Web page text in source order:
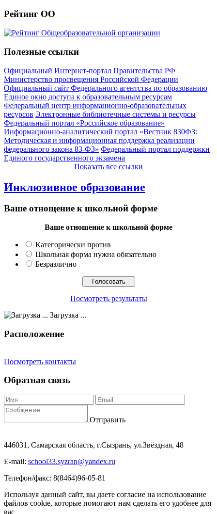
Рейтинг ОО
Полезные ссылки
Официальный Интернет-портал Правительства РФ
Министерство просвещения Российской Федерации
Официальный сайт Федерального агентства по образованию
Единое окно доступа к образовательным ресурсам
Федеральный центр информационно-образовательных
ресурсов Электронные библиотечные системы и ресурсы
Федеральный портал «Российское образование»
Информационно-аналитический портал «Вестник 830ФЗ:
Методическая и информационная поддержка реализации
федерального закона 83-ФЗ» Федеральный портал поддержки
Единого государственного экзамена
Показать все ссылки
Инклюзивное образование
Ваше отнощение к школьной форме
Ваше отношение к школьной форме
Категорически против
Школьная форма нужна обязательно
Безразлично
Посмотреть результаты
Загрузка ...
Расположение
Посмотреть контакты
Обратная связь
Отправить
446031, Самарская область, г.Сызрань, ул.Звёздная, 48
E-mail: school33.syzran@yandex.ru
Телефон/факс: 8(8464)96-05-81
Используя данный сайт, вы даете согласие на использование
файлов cookie, которые помогают нам сделать его удобнее для
вас